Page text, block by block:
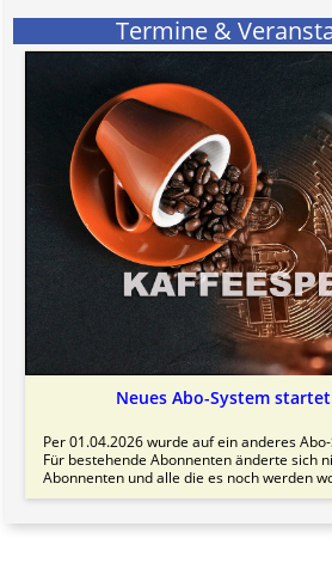
Termine &
Neues Abo-System
Per 01.04.2026 wurde auf ein anderes
Für bestehende Abonnenten änderte sich
Abonnenten und alle die es noch werden